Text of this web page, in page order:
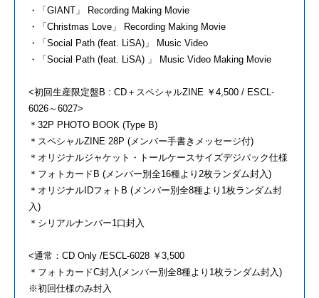
・「GIANT」 Recording Making Movie
・「Christmas Love」 Recording Making Movie
・「Social Path (feat. LiSA)」 Music Video
・「Social Path (feat. LiSA) 」 Music Video Making Movie
<初回生産限定盤B : CD＋スペシャルZINE ￥4,500 / ESCL-
6026～6027>
＊32P PHOTO BOOK (Type B)
＊スペシャルZINE 28P (メンバー手書きメッセージ付)
＊オリジナルジャケット・トールケースサイズデジパック仕様
＊フォトカードB (メンバー別全16種より2枚ランダム封入)
＊オリジナルIDフォトB (メンバー別全8種より1枚ランダム封
入)
＊シリアルナンバー1口封入
<通常：CD Only /ESCL-6028 ￥3,500
＊フォトカードC封入(メンバー別全8種より1枚ランダム封入)
※初回仕様のみ封入